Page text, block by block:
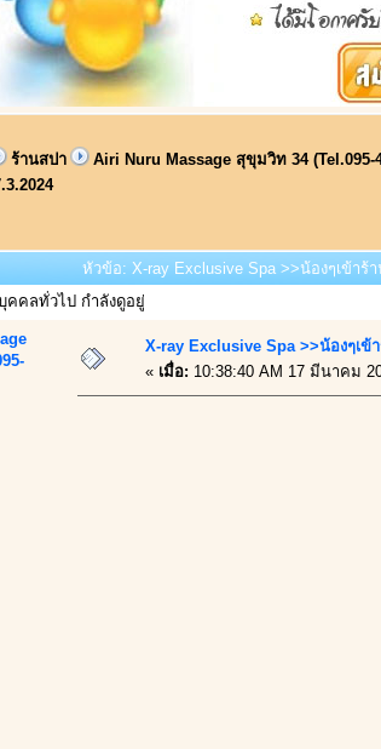
ร้านสปา Airi Nuru Massage สุขุมวิท 34 (Tel.095-
หัวข้อ: X-ray Exclusive Spa >>น้องๆเข้าร้
คคลทั่วไป กำลังดูอยู่
X-ray Exclusive Spa >>น้องๆเข้
« เมื่อ: 10:38:40 AM 17 มีนาคม